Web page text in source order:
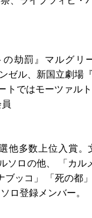
劫罰』マルグリ
ゼル、新国立劇場
トではモーツァル
他多数上位入賞
ソロの他、 「カル
ッコ」 「死の都
ロ登録メンバー。